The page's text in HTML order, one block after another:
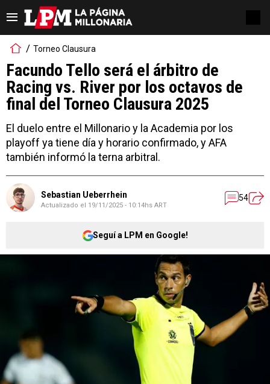
Torneo Clausura
Facundo Tello será el árbitro de
Racing vs. River por los octavos de
final del Torneo Clausura 2025
El duelo entre el Millonario y la Academia por los
playoff ya tiene día y horario confirmado, y AFA
también informó la terna arbitral.
Sebastian Ueberrhein
Actualizado el 19/11/2025 - 10:14hs ART
54
Seguí a LPM en Google!